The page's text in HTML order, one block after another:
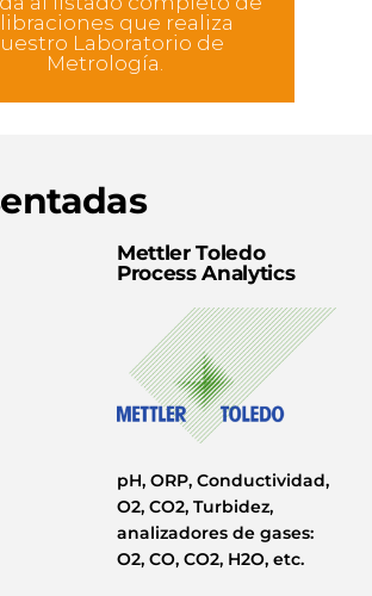
que realiza
Laboratorio de
Metrología.
Mettler Toledo
Process Analytics
pH, ORP, Conductividad,
O2, CO2, Turbidez,
analizadores de gases:
O2, CO, CO2, H2O, etc.